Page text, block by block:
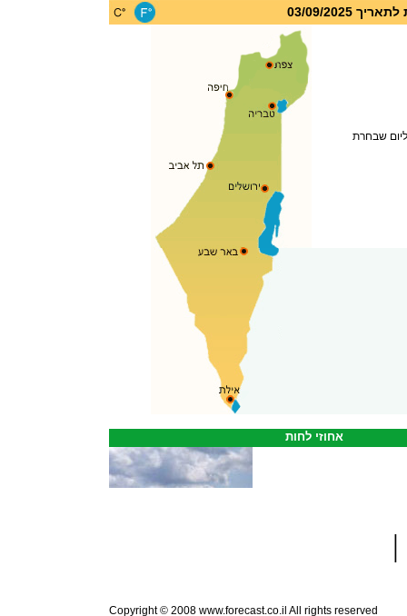
03/09/2025
שבחרת
אחוזי לחות
|
Copyright © 2008 www.forecast.co.il All rights reserved